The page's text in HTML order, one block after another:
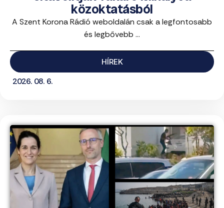
közoktatásból
A Szent Korona Rádió weboldalán csak a legfontosabb
és legbővebb ...
HÍREK
2026. 08. 6.